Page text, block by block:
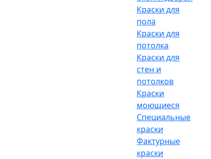
Краски для
пола
Краски для
потолка
Краски для
стен и
потолков
Краски
моющиеся
Специальные
краски
Фактурные
краски